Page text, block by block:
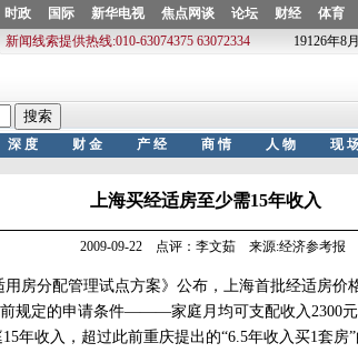
上海买经适房至少需15年收入
2009-09-22 点评：李文茹 来源:经济参考报
房分配管理试点方案》公布，上海首批经适房价
规定的申请条件———家庭月均可支配收入2300
年收入，超过此前重庆提出的“6.5年收入买1套房”